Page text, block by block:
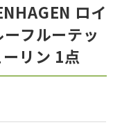
ロイ
フルーテッ
リン 1点